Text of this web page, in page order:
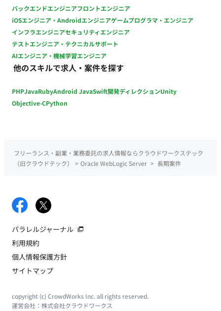
バックエンドエンジニアフロントエンジニア
iOSエンジニア・Androidエンジニアゲームプログラマ・エンジニア
インフラエンジニアセキュリティエンジニア
テストエンジニア・テクニカルサポート
AIエンジニア・機械学習エンジニア
他のスキルで求人・案件を探す
PHPJavaRubyAndroid JavaSwift開発ディレクションUnity
Objective-CPython
フリーランス・副業・業務委託の求人情報ならクラウドワークステック
（旧クラウドテック）
> Oracle WebLogic Server > 長期案件
パラレルジャーナル
利用規約
個人情報保護方針
サイトマップ
copyright (c) CrowdWorks Inc. all rights reserved.
運営会社： 株式会社クラウドワークス